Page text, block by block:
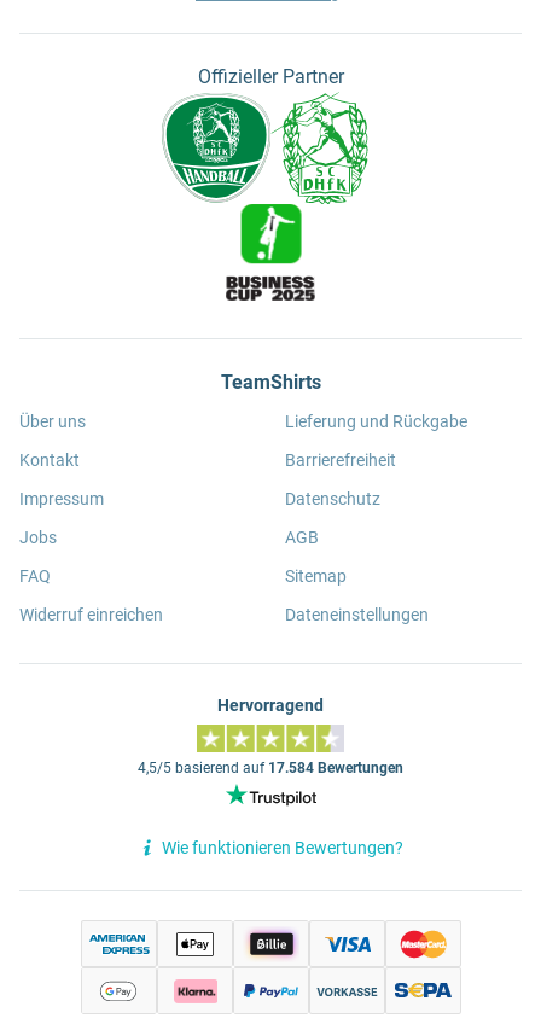
Offizieller Partner
TeamShirts
Über uns
Kontakt
Impressum
Jobs
FAQ
Widerruf einreichen
Lieferung und Rückgabe
Barrierefreiheit
Datenschutz
AGB
Sitemap
Dateneinstellungen
Hervorragend
4,5/5 basierend auf 17.584 Bewertungen
Wie funktionieren Bewertungen?